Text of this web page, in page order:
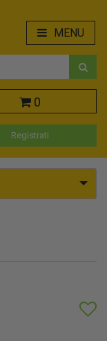
MENU
0
Registrati